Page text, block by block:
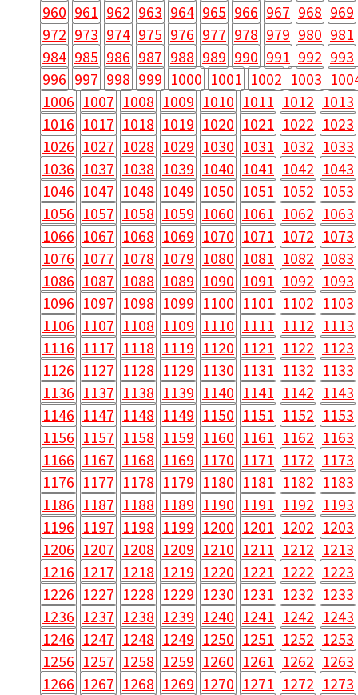
960 961 962 963 964 965 966 967 968 969
972 973 974 975 976 977 978 979 980 981
984 985 986 987 988 989 990 991 992 993
996 997 998 999 1000 1001 1002 1003
1006 1007 1008 1009 1010 1011 1012 1013
1016 1017 1018 1019 1020 1021 1022 1023
1026 1027 1028 1029 1030 1031 1032 1033
1036 1037 1038 1039 1040 1041 1042 1043
1046 1047 1048 1049 1050 1051 1052 1053
1056 1057 1058 1059 1060 1061 1062 1063
1066 1067 1068 1069 1070 1071 1072 1073
1076 1077 1078 1079 1080 1081 1082 1083
1086 1087 1088 1089 1090 1091 1092 1093
1096 1097 1098 1099 1100 1101 1102 1103
1106 1107 1108 1109 1110 1111 1112 1113
1116 1117 1118 1119 1120 1121 1122 1123
1126 1127 1128 1129 1130 1131 1132 1133
1136 1137 1138 1139 1140 1141 1142 1143
1146 1147 1148 1149 1150 1151 1152 1153
1156 1157 1158 1159 1160 1161 1162 1163
1166 1167 1168 1169 1170 1171 1172 1173
1176 1177 1178 1179 1180 1181 1182 1183
1186 1187 1188 1189 1190 1191 1192 1193
1196 1197 1198 1199 1200 1201 1202 1203
1206 1207 1208 1209 1210 1211 1212 1213
1216 1217 1218 1219 1220 1221 1222 1223
1226 1227 1228 1229 1230 1231 1232 1233
1236 1237 1238 1239 1240 1241 1242 1243
1246 1247 1248 1249 1250 1251 1252 1253
1256 1257 1258 1259 1260 1261 1262 1263
1266 1267 1268 1269 1270 1271 1272 1273